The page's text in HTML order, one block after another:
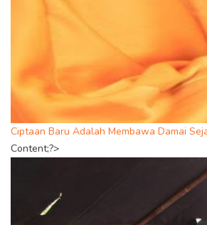
Ciptaan Baru Adalah Membawa Damai
Content;?>